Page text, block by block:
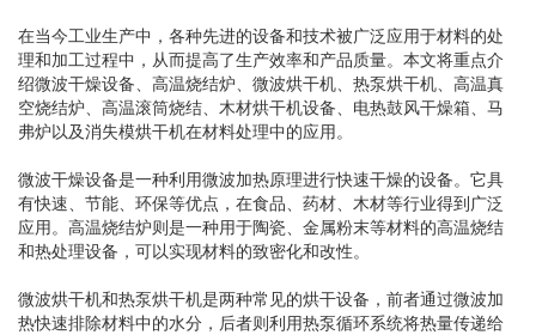
在当今工业生产中，各种先进的设备和技术被广泛应用于材料的处
理和加工过程中，从而提高了生产效率和产品质量。本文将重点介
绍微波干燥设备、高温烧结炉、微波烘干机、热泵烘干机、高温真
空烧结炉、高温滚筒烧结、木材烘干机设备、电热鼓风干燥箱、马
弗炉以及消失模烘干机在材料处理中的应用。
微波干燥设备是一种利用微波加热原理进行快速干燥的设备。它具
有快速、节能、环保等优点，在食品、药材、木材等行业得到广泛
应用。高温烧结炉则是一种用于陶瓷、金属粉末等材料的高温烧结
和热处理设备，可以实现材料的致密化和改性。
微波烘干机和热泵烘干机是两种常见的烘干设备，前者通过微波加
热快速排除材料中的水分，后者则利用热泵循环系统将热量传递给